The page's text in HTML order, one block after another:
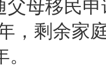
，剩余家